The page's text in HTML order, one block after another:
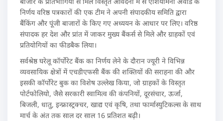
निर्णय वरिष्ठ पत्रकारों की एक टीम ने अपनी संपादकीय समिति द्वारा
बैंकिंग और पूंजी बाजारों के किए गए अध्ययन के आधार पर लिए। वरिष्ठ
संपादक हर देश और प्रांत में जाकर मुख्य बैंकर्स से मिले और ग्राहकों एवं
प्रतियोगियों का फीडबैक लिया।
सर्वश्रेष्ठ घरेलू कॉर्पोरेट बैंक का निर्णय लेने के दौरान ज्यूरी ने विभिन्न
व्यवसायिक क्षेत्रों में एचडीएफसी बैंक की शक्तियों की सराहना की और
इसकी कॉर्पोरेट बुक का विशेष उल्लेख किया, जो ग्राहकों के विस्तृत
पोर्टफोलियो, जैसे सरकारी स्वामित्व की कंपनियों, दूरसंचार, ऊर्जा,
बिजली, धातु, इन्फ्रास्ट्रक्चर, खाद्य एवं कृषि, तथा फार्मास्युटिकल्स के साथ
मार्च के अंत तक साल दर साल 16 प्रतिशत बढ़ी।